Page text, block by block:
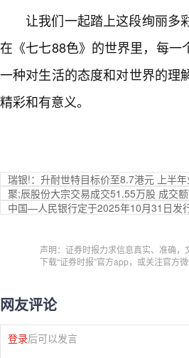
让我们一起踏上这段绚丽多
在《七七88色》的世界里，每
一种对生活的态度和对世界的理
精彩和有意义。
瑞银!：升耐世特目标价至8.7港元 上半
聚;辰股份大宗交易成交51.55万股 成交
中国—人民银行定于2025年10月31日发
声明：证券时报力求信息真实、准确
下载“证券时报”官方app，或关注官方
网友评论
登录后可以发言